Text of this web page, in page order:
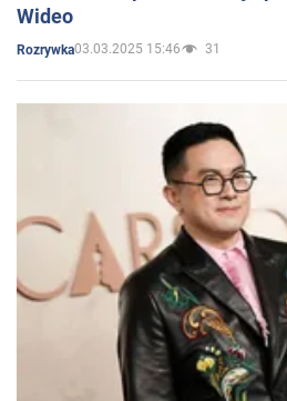
Wideo
Rozrywka03.03.2025 15:46 31